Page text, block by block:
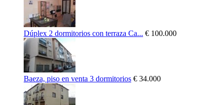
Dúplex 2 dormitorios con terraza Ca... € 100.000
Baeza, piso en venta 3 dormitorios € 34.000